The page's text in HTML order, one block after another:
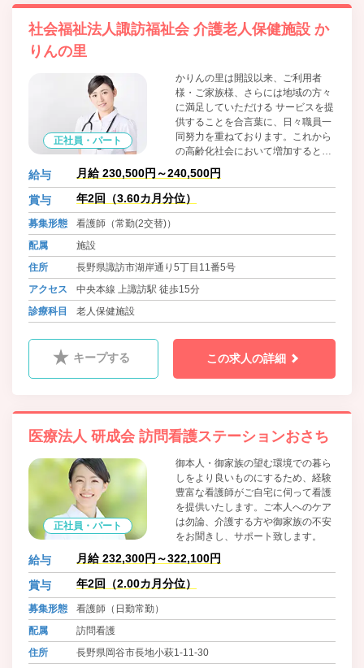
社会福祉法人諏訪福祉会 介護老人保健施設 か
りんの里
正社員・パート
かりんの里は開設以来、ご利用者
様・ご家族様、さらには地域の方々
に満足していただける サービスを提
供することを合言葉に、日々職員一
同努力を重ねております。これから
の高齢化社会において増加すると思
われる高齢の方に対して支援を行っ
ていく施設になります。
給与 月給 230,500円～240,500円
賞与 年2回（3.60カ月分位）
募集形態
看護師（常勤(2交替)）
配属
施設
住所
長野県諏訪市湖岸通り5丁目11番5号
アクセス
中央本線 上諏訪駅 徒歩15分
診療科目
老人保健施設
キープする この求人の詳細
医療法人 研成会 訪問看護ステーションおさち
正社員・パート
御本人・御家族の望む環境での暮ら
しをより良いものにするため、経験
豊富な看護師がご自宅に伺って看護
を提供いたします。ご本人へのケア
は勿論、介護する方や御家族の不安
をお聞きし、サポート致します。
給与 月給 232,300円～322,100円
賞与 年2回（2.00カ月分位）
募集形態
看護師（日勤常勤）
配属
訪問看護
住所
長野県岡谷市長地小萩1-11-30